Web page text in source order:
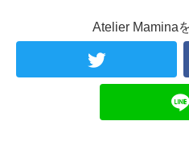
Atelier Mamina